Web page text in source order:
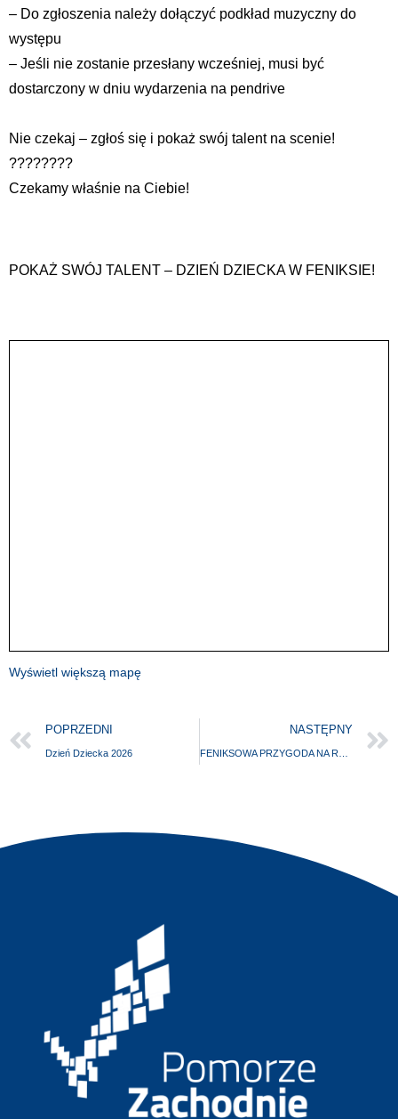
– Do zgłoszenia należy dołączyć podkład muzyczny do
występu
– Jeśli nie zostanie przesłany wcześniej, musi być
dostarczony w dniu wydarzenia na pendrive
Nie czekaj – zgłoś się i pokaż swój talent na scenie!
????????
Czekamy właśnie na Ciebie!
POKAŻ SWÓJ TALENT – DZIEŃ DZIECKA W FENIKSIE!
Wyświetl większą mapę
POPRZEDNI
Dzień Dziecka 2026
NASTĘPNY
FENIKSOWA PRZYGODA NA ROWERZE